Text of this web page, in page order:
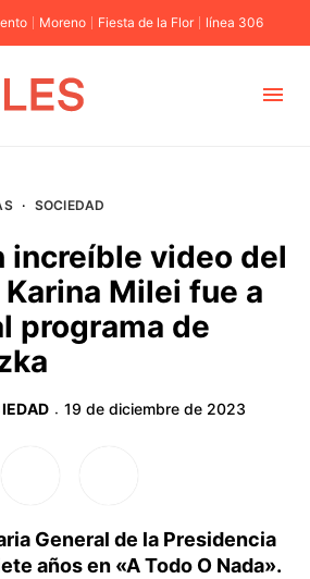
Moreno Fiesta de la Flor línea 306
· SOCIEDAD
increíble video del
Milei fue a
programa de
· 19 de diciembre de 2023
General de la Presidencia
años en «A Todo O Nada».